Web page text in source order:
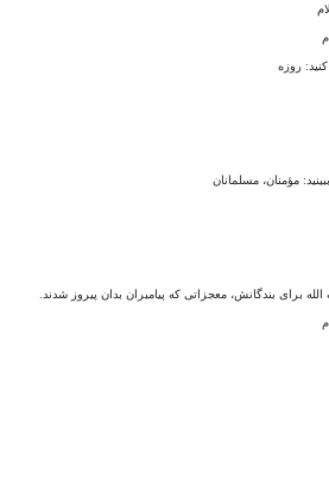
مسلمانان
معجزاتی که پیامبران بدان پیروز شدند.